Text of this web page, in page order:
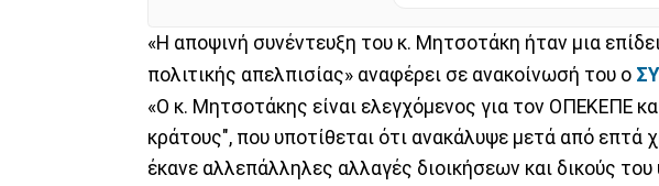
«Η αποψινή συνέντευξη του κ. Μητσοτάκη ήταν μια
πολιτικής απελπισίας» αναφέρει σε ανακοίνωσή του ο
«Ο κ. Μητσοτάκης είναι ελεγχόμενος για τον ΟΠΕΚΕΠΕ
κράτους", που υποτίθεται ότι ανακάλυψε μετά από επτά
έκανε αλλεπάλληλες αλλαγές διοικήσεων και δικούς